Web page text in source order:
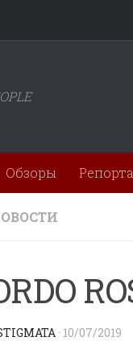
Обзоры
· 10/07/2019